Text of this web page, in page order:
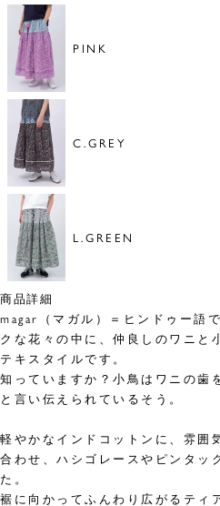
PINK
C.GREY
L.GREEN
商品詳細
magar（マガル）＝ヒンドゥー語
クな花々の中に、仲良しのワニと
テキスタイルです。
知っていますか？小鳥はワニの歯
と言い伝えられているそう。
軽やかなインドコットンに、雰囲
合わせ、ハシゴレースやピンタッ
た。
裾に向かってふんわり広がるティ